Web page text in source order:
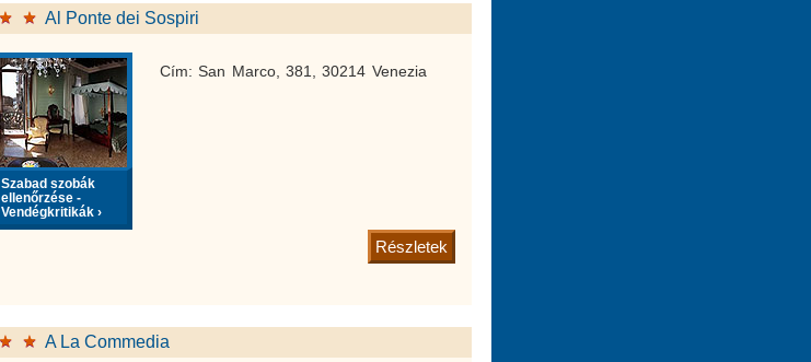
Al Ponte dei Sospiri
Szabad szobák
ellenőrzése -
Vendégkritikák ›
Cím: San Marco, 381, 30214 Venezia
Részletek
A La Commedia